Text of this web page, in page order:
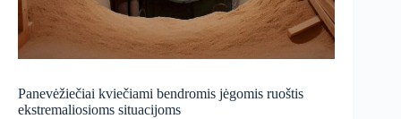
Panevėžiečiai kviečiami bendromis jėgomis ruoštis
ekstremaliosioms situacijoms